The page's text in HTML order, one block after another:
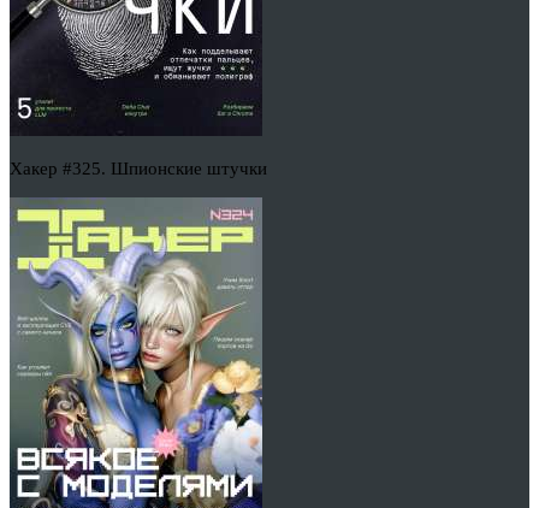
Хакер #325. Шпионские штучки